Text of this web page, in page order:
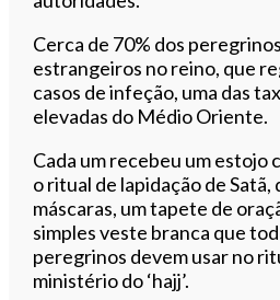
Cerca de 70% dos
estrangeiros no reino, que
casos de infeção, uma das
elevadas do Médio Oriente.
Cada um recebeu um estojo
o ritual de lapidação de
máscaras, um tapete de
simples veste branca que
peregrinos devem usar no
ministério do ‘hajj’.